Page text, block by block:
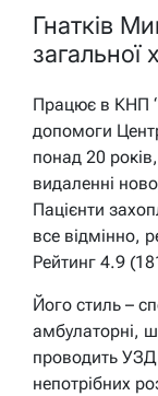
Гнатків
загальної
Працює в КНП
допомоги
понад 20
видаленні
Пацієнти
все відмінно,
Рейтинг 4.9
Його стиль –
амбулаторні,
проводить УЗД
непотрібних